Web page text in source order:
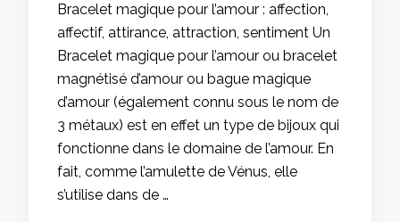
Bracelet magique pour l’amour : affection,
affectif, attirance, attraction, sentiment Un
Bracelet magique pour l’amour ou bracelet
magnétisé d’amour ou bague magique
d’amour (également connu sous le nom de
3 métaux) est en effet un type de bijoux qui
fonctionne dans le domaine de l’amour. En
fait, comme l’amulette de Vénus, elle
s’utilise dans de …